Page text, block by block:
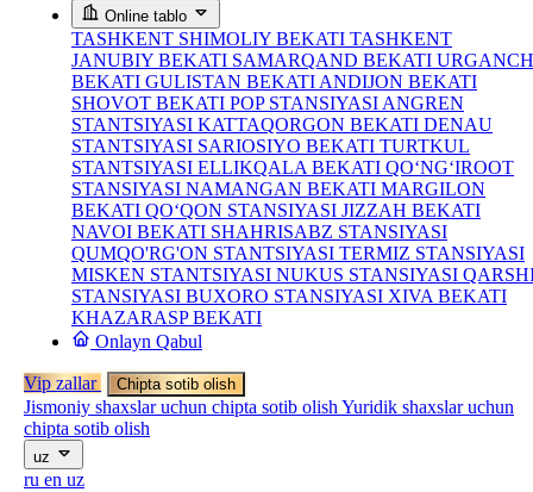
Online tablo
TASHKENT SHIMOLIY BEKATI TASHKENT
JANUBIY BEKATI SAMARQAND BEKATI URGANCH
BEKATI GULISTAN BEKATI ANDIJON BEKATI
SHOVOT BEKATI POP STANSIYASI ANGREN
STANTSIYASI KATTAQORGON BEKATI DENAU
STANTSIYASI SARIOSIYO BEKATI TURTKUL
STANTSIYASI ELLIKQALA BEKATI QO‘NG‘IROOT
STANSIYASI NAMANGAN BEKATI MARGILON
BEKATI QO‘QON STANSIYASI JIZZAH BEKATI
NAVOI BEKATI SHAHRISABZ STANSIYASI
QUMQO'RG'ON STANTSIYASI TERMIZ STANSIYASI
MISKEN STANTSIYASI NUKUS STANSIYASI
STANSIYASI BUXORO STANSIYASI XIVA BEKATI
KHAZARASP BEKATI
Onlayn Qabul
Vip zallar Chipta sotib olish
Jismoniy shaxslar uchun chipta sotib olish Yuridik shaxslar uchun
chipta sotib olish
uz
ru en uz